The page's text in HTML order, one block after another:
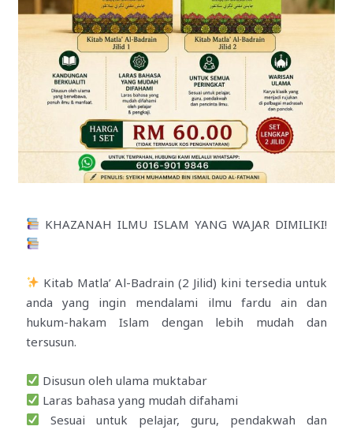
KHAZANAH ILMU ISLAM YANG WAJAR DIMILIKI!
Kitab Matla’ Al-Badrain (2 Jilid) kini tersedia untuk
anda yang ingin mendalami ilmu fardu ain dan
hukum-hakam Islam dengan lebih mudah dan
tersusun.
Disusun oleh ulama muktabar
Laras bahasa yang mudah difahami
Sesuai untuk pelajar, guru, pendakwah dan